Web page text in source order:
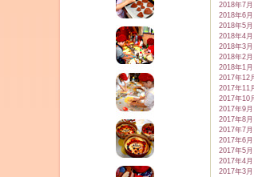
2018年7月
2018年6月
2018年5月
2018年4月
2018年3月
2018年2月
2018年1月
2017年12
2017年11
2017年10
2017年9月
2017年8月
2017年7月
2017年6月
2017年5月
2017年4月
2017年3月